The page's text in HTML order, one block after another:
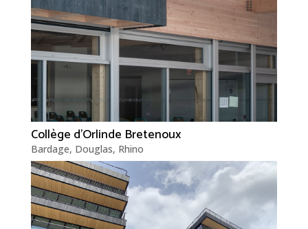
Collège d’Orlinde Bretenoux
Bardage, Douglas, Rhino